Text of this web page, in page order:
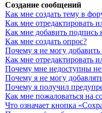
Создание сообщений
Как мне создать тему в
Как мне отредактировать
Как мне добавить
Как мне создать опрос?
Почему я не могу добавить
Как мне отредактировать
Почему мне недоступны
Почему я не могу
Почему я получил
Как мне пожаловаться на
Что означает кнопка